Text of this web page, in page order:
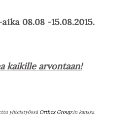
08.08 -15.08.2015.
kaikille arvontaan!
yhteistyössäOrthex Group:in kanssa.